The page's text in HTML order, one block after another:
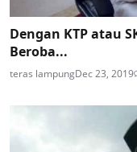
Dengan KTP atau
Beroba...
teras lampungDec 23, 2019